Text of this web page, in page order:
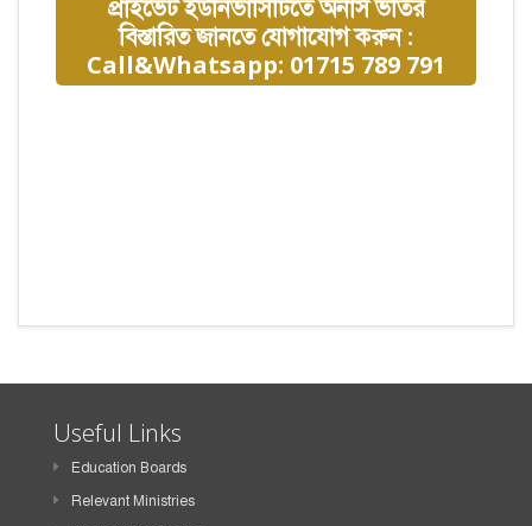
প্রাইভেট ইউনিভার্সিটিতে অনার্স ভর্তির
বিস্তারিত জানতে যোগাযোগ করুন :
Call&Whatsapp: 01715 789 791
Useful Links
Education Boards
Relevant Ministries